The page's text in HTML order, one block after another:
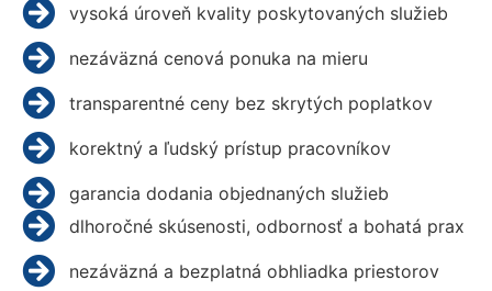
vysoká úroveň kvality poskytovaných služieb
nezáväzná cenová ponuka na mieru
transparentné ceny bez skrytých poplatkov
korektný a ľudský prístup pracovníkov
garancia dodania objednaných služieb
dlhoročné skúsenosti, odbornosť a bohatá prax
nezáväzná a bezplatná obhliadka priestorov